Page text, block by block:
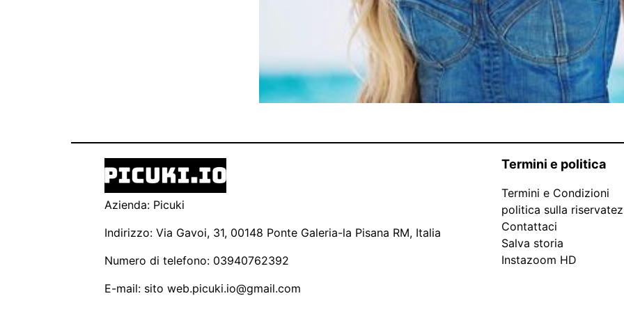
Azienda: Picuki
Indirizzo: Via Gavoi, 31, 00148 Ponte Galeria-la Pisana RM, Italia
Numero di telefono: 03940762392
E-mail: sito web.picuki.io@gmail.com
Termini e politica
Termini e Condizioni
politica sulla
Contattaci
Salva storia
Instazoom HD